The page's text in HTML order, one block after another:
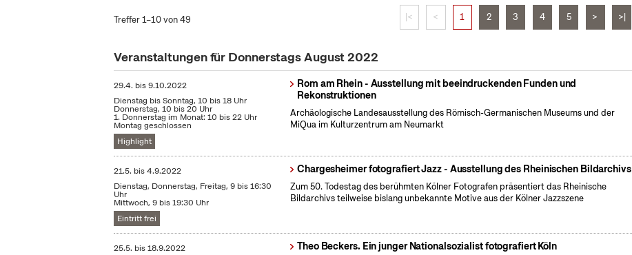
Treffer 1–10 von 49 |< < 1 2 3 4 5 > >|
Veranstaltungen für Donnerstags August 2022
29.4. bis9.10.2022
Dienstag bis Sonntag, 10 bis 18 Uhr
Donnerstag, 10 bis 20 Uhr
1. Donnerstag im Monat: 10 bis 22 Uhr
Montag geschlossen
Highlight
Rom am Rhein - Ausstellung mit beeindruckenden Funden und
Rekonstruktionen
Archäologische Landesausstellung des Römisch-Germanischen Museums und der
MiQua im Kulturzentrum am Neumarkt
21.5. bis4.9.2022
Dienstag, Donnerstag, Freitag, 9 bis 16:30
Uhr
Mittwoch, 9 bis 19:30 Uhr
Eintritt frei
Chargesheimer fotografiert Jazz - Ausstellung des Rheinischen Bildarchivs
Zum 50. Todestag des berühmten Kölner Fotografen präsentiert das Rheinische
Bildarchivs teilweise bislang unbekannte Motive aus der Kölner Jazzszene
25.5. bis18.9.2022
Theo Beckers. Ein junger Nationalsozialist fotografiert Köln